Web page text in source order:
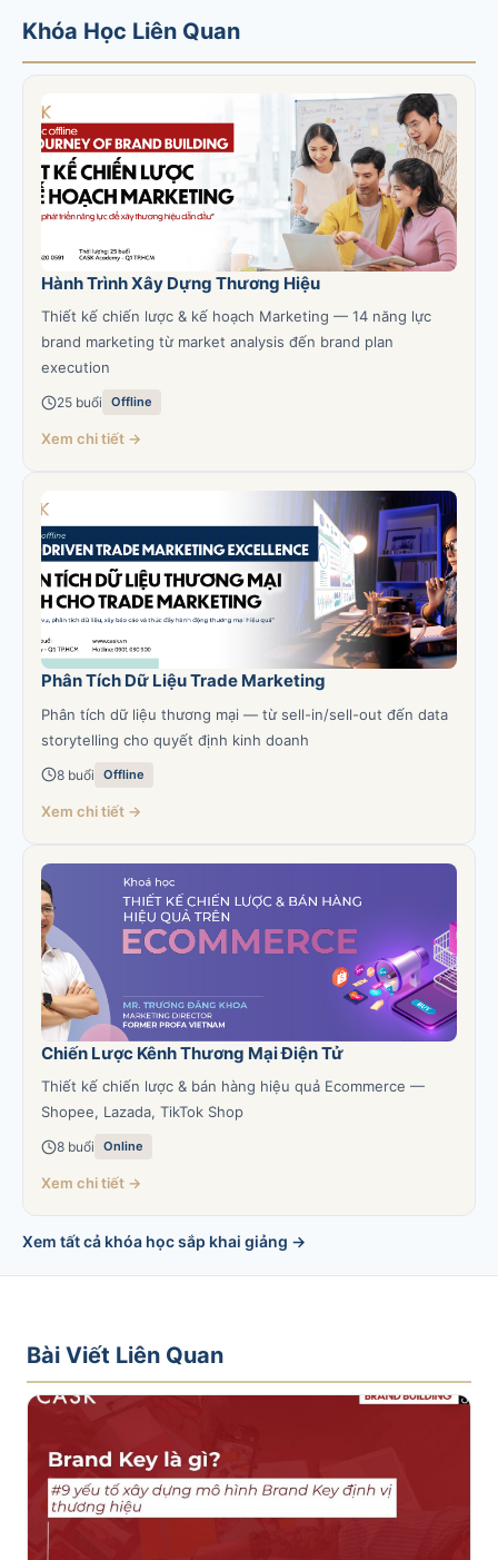
Khóa Học Liên Quan
Hành Trình Xây Dựng Thương Hiệu
Thiết kế chiến lược & kế hoạch Marketing — 14 năng lực
brand marketing từ market analysis đến brand plan
execution
25 buổi Offline
Xem chi tiết →
Phân Tích Dữ Liệu Trade Marketing
Phân tích dữ liệu thương mại — từ sell-in/sell-out đến data
storytelling cho quyết định kinh doanh
8 buổi Offline
Xem chi tiết →
Chiến Lược Kênh Thương Mại Điện Tử
Thiết kế chiến lược & bán hàng hiệu quả Ecommerce —
Shopee, Lazada, TikTok Shop
8 buổi Online
Xem chi tiết →
Xem tất cả khóa học sắp khai giảng →
Bài Viết Liên Quan